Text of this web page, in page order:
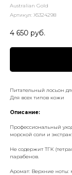
Australian Gold
Артикул: X5324298
4 650 руб.
Питательный лосьон
Для всех типов кожи
Описание:
Профессиональный
морской соли и
Не содержит ТГК
парабенов.
Аромат: Верхние ноты: